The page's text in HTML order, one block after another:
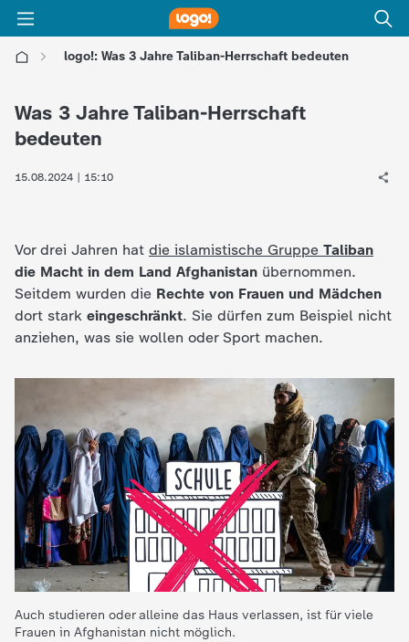
logo!: Was 3 Jahre Taliban-Herrschaft bedeuten
o
g
e
K
n
d
Was 3 Jahre Taliban-Herrschaft
bedeuten
15.08.2024 | 15:10
Vor drei Jahren hat die islamistische Gruppe Taliban
die Macht in dem Land Afghanistan übernommen.
Seitdem wurden die Rechte von Frauen und Mädchen
dort stark eingeschränkt. Sie dürfen zum Beispiel nicht
anziehen, was sie wollen oder Sport machen.
Auch studieren oder alleine das Haus verlassen, ist für viele
Frauen in Afghanistan nicht möglich.